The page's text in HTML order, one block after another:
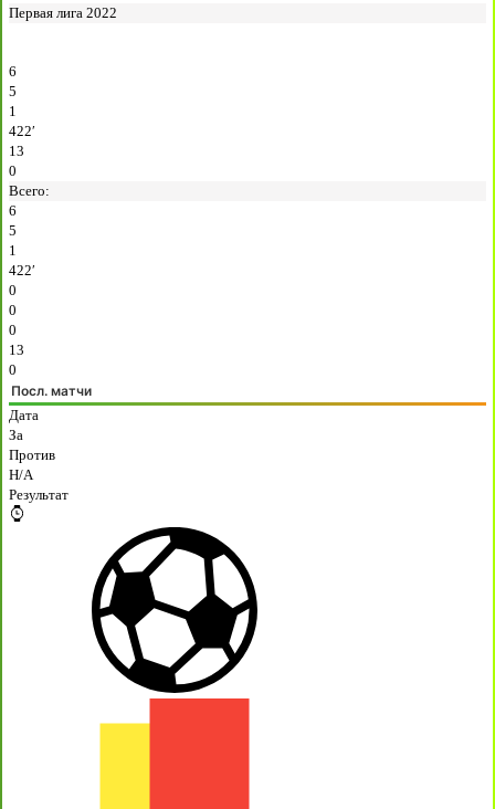
Первая лига 2022
6
5
1
422′
13
0
Всего:
6
5
1
422′
0
0
0
13
0
Посл. матчи
Дата
За
Против
H/A
Результат